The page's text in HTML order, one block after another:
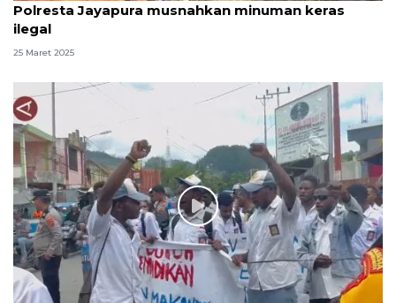
Polresta Jayapura musnahkan minuman keras
ilegal
25 Maret 2025